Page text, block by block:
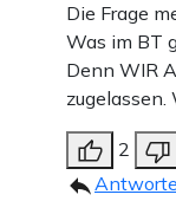
Die Frage
Was im BT
Denn WIR
2